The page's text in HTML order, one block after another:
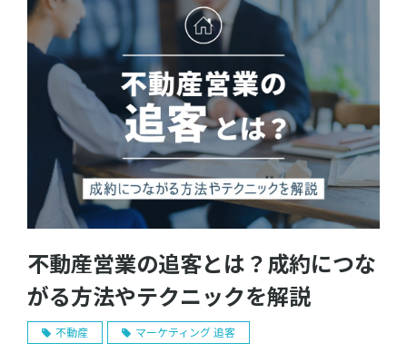
不動産営業の追客とは？成約につな
がる方法やテクニックを解説
不動産 マーケティング 追客